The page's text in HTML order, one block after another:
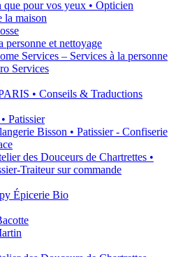
que pour vos yeux • Opticien
la maison
personne et nettoyage
Services – Services à la personne
Services
• Conseils & Traductions
Patissier
Bisson • Patissier - Confiserie
des Douceurs de Chartrettes •
Traiteur sur commande
Épicerie Bio